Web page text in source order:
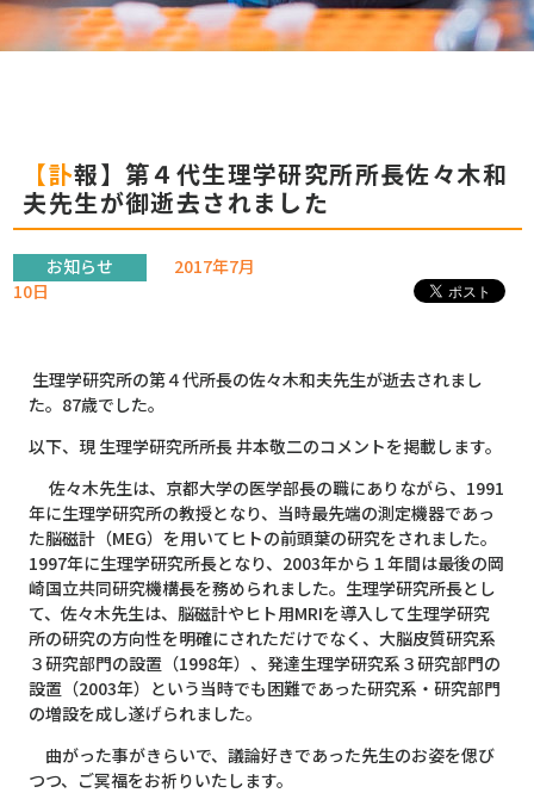
【訃報】第４代生理学研究所所長佐々木和
夫先生が御逝去されました
お知らせ
2017年7月
10日
生理学研究所の第４代所長の佐々木和夫先生が逝去されまし
た。87歳でした。
以下、現 生理学研究所所長 井本敬二のコメントを掲載します。
佐々木先生は、京都大学の医学部長の職にありながら、1991
年に生理学研究所の教授となり、当時最先端の測定機器であっ
た脳磁計（MEG）を用いてヒトの前頭葉の研究をされました。
1997年に生理学研究所長となり、2003年から１年間は最後の岡
崎国立共同研究機構長を務められました。生理学研究所長とし
て、佐々木先生は、脳磁計やヒト用MRIを導入して生理学研究
所の研究の方向性を明確にされただけでなく、大脳皮質研究系
３研究部門の設置（1998年）、発達生理学研究系３研究部門の
設置（2003年）という当時でも困難であった研究系・研究部門
の増設を成し遂げられました。
曲がった事がきらいで、議論好きであった先生のお姿を偲び
つつ、ご冥福をお祈りいたします。